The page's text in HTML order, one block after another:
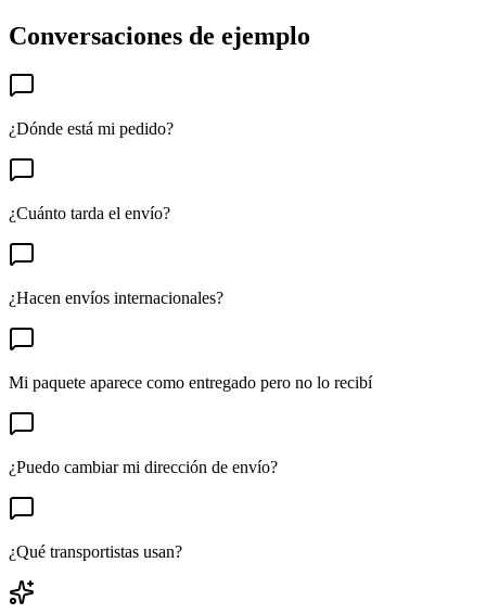
Conversaciones de ejemplo
¿Dónde está mi pedido?
¿Cuánto tarda el envío?
¿Hacen envíos internacionales?
Mi paquete aparece como entregado pero no lo recibí
¿Puedo cambiar mi dirección de envío?
¿Qué transportistas usan?